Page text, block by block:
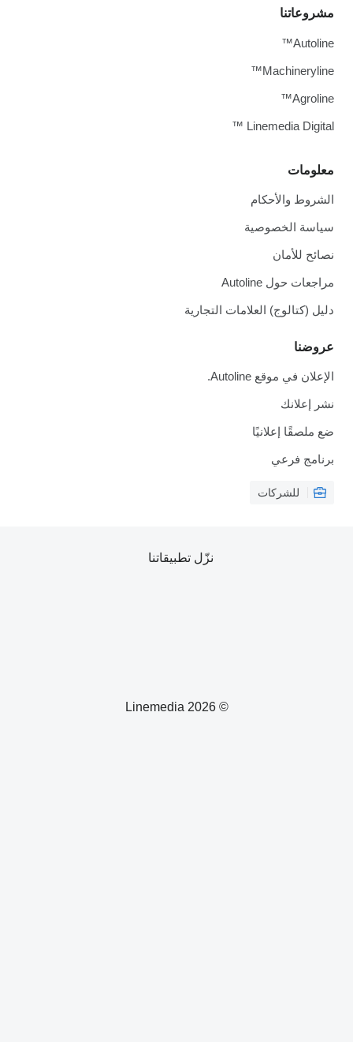
معلومات
الشروط والأحكام
سياسة الخصوصية
نصائح للأمان
مراجعات حول Autoline
دليل (كتالوج) العلامات التجارية
عروضنا
الإعلان في موقع Autoline.
نشر إعلانك
ضع ملصقًا إعلانيًا
برنامج فرعي
للشركات
مشروعاتنا
Autoline™
Machineryline™
Agroline™
Linemedia Digital ™
© 2026 Linemedia
نزّل تطبيقاتنا